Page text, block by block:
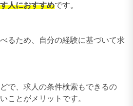
人におすすめです。
るため、自分の経験に基づいて求
で、求人の条件検索もできるの
ことがメリットです。